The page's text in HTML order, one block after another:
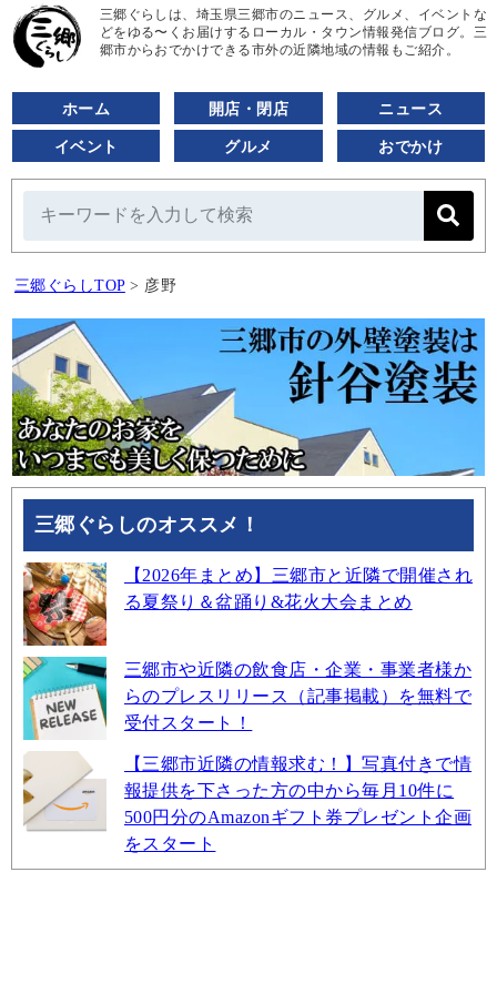
三郷ぐらしは、埼玉県三郷市のニュース、グルメ、イベントな
どをゆる〜くお届けするローカル・タウン情報発信ブログ。三
郷市からおでかけできる市外の近隣地域の情報もご紹介。
ホーム 開店・閉店 ニュース
イベント グルメ おでかけ
三郷ぐらしTOP > 彦野
三郷ぐらしのオススメ！
【2026年まとめ】三郷市と近隣で開催され
る夏祭り＆盆踊り&花火大会まとめ
三郷市や近隣の飲食店・企業・事業者様か
らのプレスリリース（記事掲載）を無料で
受付スタート！
【三郷市近隣の情報求む！】写真付きで情
報提供を下さった方の中から毎月10件に
500円分のAmazonギフト券プレゼント企画
をスタート